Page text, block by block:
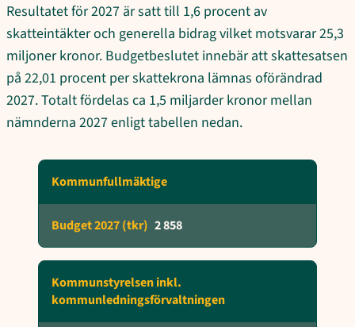
Resultatet för 2027 är satt till 1,6 procent av
skatteintäkter och generella bidrag vilket motsvarar 25,3
miljoner kronor. Budgetbeslutet innebär att skattesatsen
på 22,01 procent per skattekrona lämnas oförändrad
2027. Totalt fördelas ca 1,5 miljarder kronor mellan
nämnderna 2027 enligt tabellen nedan.
Kommunfullmäktige
2 858
Kommunstyrelsen inkl.
kommunledningsförvaltningen